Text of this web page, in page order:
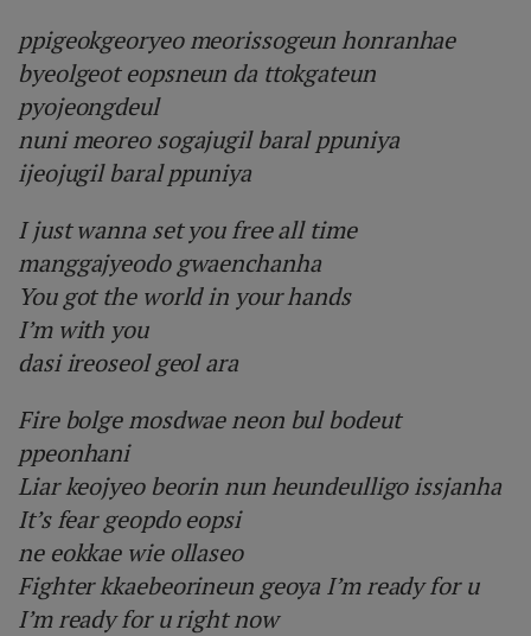
ppigeokgeoryeo meorissogeun honranhae
byeolgeot eopsneun da ttokgateun
pyojeongdeul
nuni meoreo sogajugil baral ppuniya
ijeojugil baral ppuniya
I just wanna set you free all time
manggajyeodo gwaenchanha
You got the world in your hands
I’m with you
dasi ireoseol geol ara
Fire bolge mosdwae neon bul bodeut
ppeonhani
Liar keojyeo beorin nun heundeulligo issjanha
It’s fear geopdo eopsi
ne eokkae wie ollaseo
Fighter kkaebeorineun geoya I’m ready for u
I’m ready for u right now